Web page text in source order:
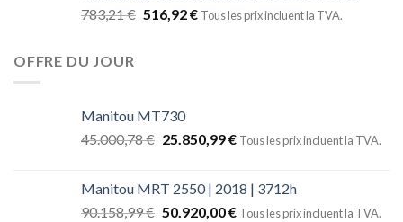
783,21€ 516,92€ Tous les prix incluent la TVA.
OFFRE DU JOUR
Manitou MT730
45.000,78€ 25.850,99€ Tous les prix incluent la TVA.
Manitou MRT 2550 | 2018 | 3712h
90.158,99€ 50.920,00€ Tous les prix incluent la TVA.